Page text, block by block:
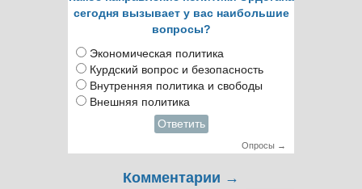
сегодня вызывает у вас наибольшие
вопросы?
Экономическая политика
Курдский вопрос и безопасность
Внутренняя политика и свободы
Внешняя политика
Ответить
Опросы →
Комментарии →